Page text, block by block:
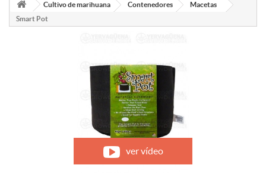
Cultivo de marihuana Contenedores
Macetas
Smart Pot
ver vídeo